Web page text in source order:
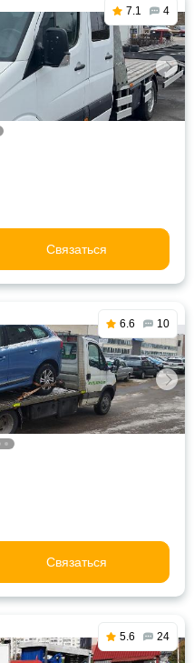
7.1 4
Связаться
6.6 10
Связаться
5.6 24